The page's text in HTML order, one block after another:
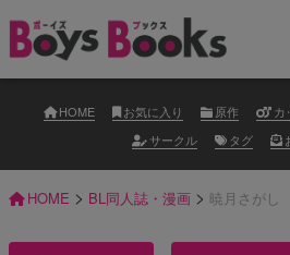
HOME お気に入り 原作 カ
サークル
タグ
HOME > BL同人誌・漫画 > 暁月さがし